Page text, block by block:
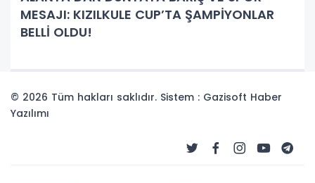
MESAJI: KIZILKULE CUP’TA ŞAMPİYONLAR
BELLİ OLDU!
© 2026 Tüm hakları saklıdır. Sistem : Gazisoft Haber
Yazılımı